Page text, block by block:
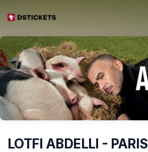
LOTFI ABDELLI - PARIS